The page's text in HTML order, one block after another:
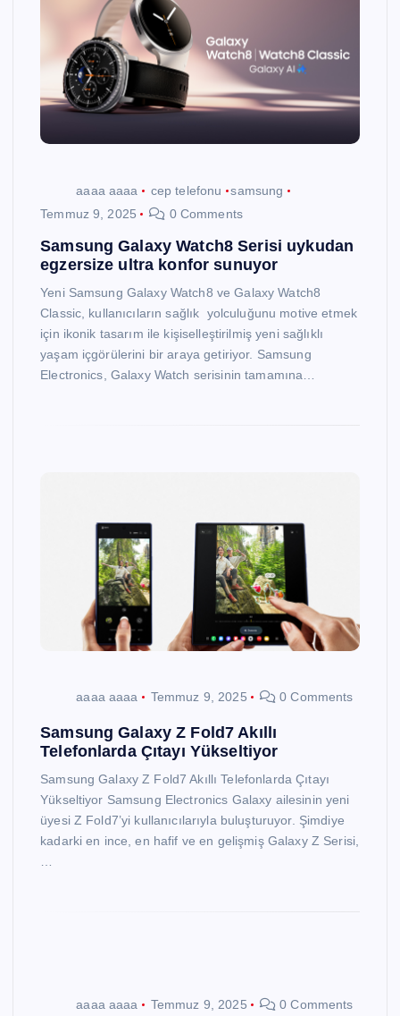
aaaa aaaa cep telefonu
samsung
Temmuz 9, 2025
0 Comments
Samsung Galaxy Watch8 Serisi uykudan
egzersize ultra konfor sunuyor
Yeni Samsung Galaxy Watch8 ve Galaxy Watch8
Classic, kullanıcıların sağlık yolculuğunu motive etmek
için ikonik tasarım ile kişiselleştirilmiş yeni sağlıklı
yaşam içgörülerini bir araya getiriyor. Samsung
Electronics, Galaxy Watch serisinin tamamına…
aaaa aaaa Temmuz 9, 2025 0 Comments
Samsung Galaxy Z Fold7 Akıllı
Telefonlarda Çıtayı Yükseltiyor
Samsung Galaxy Z Fold7 Akıllı Telefonlarda Çıtayı
Yükseltiyor Samsung Electronics Galaxy ailesinin yeni
üyesi Z Fold7’yi kullanıcılarıyla buluşturuyor. Şimdiye
kadarki en ince, en hafif ve en gelişmiş Galaxy Z Serisi,
aaaa aaaa Temmuz 9, 2025 0 Comments